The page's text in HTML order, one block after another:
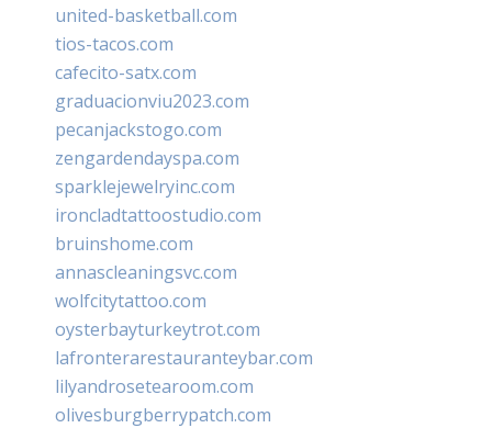
united-basketball.com
tios-tacos.com
cafecito-satx.com
graduacionviu2023.com
pecanjackstogo.com
zengardendayspa.com
sparklejewelryinc.com
ironcladtattoostudio.com
bruinshome.com
annascleaningsvc.com
wolfcitytattoo.com
oysterbayturkeytrot.com
lafronterarestauranteybar.com
lilyandrosetearoom.com
olivesburgberrypatch.com